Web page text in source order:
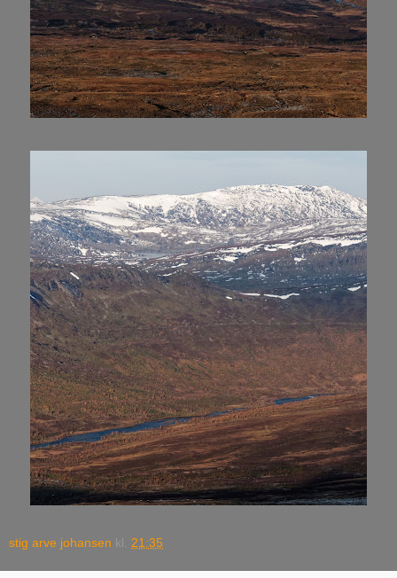
stig arve johansen kl. 21:35